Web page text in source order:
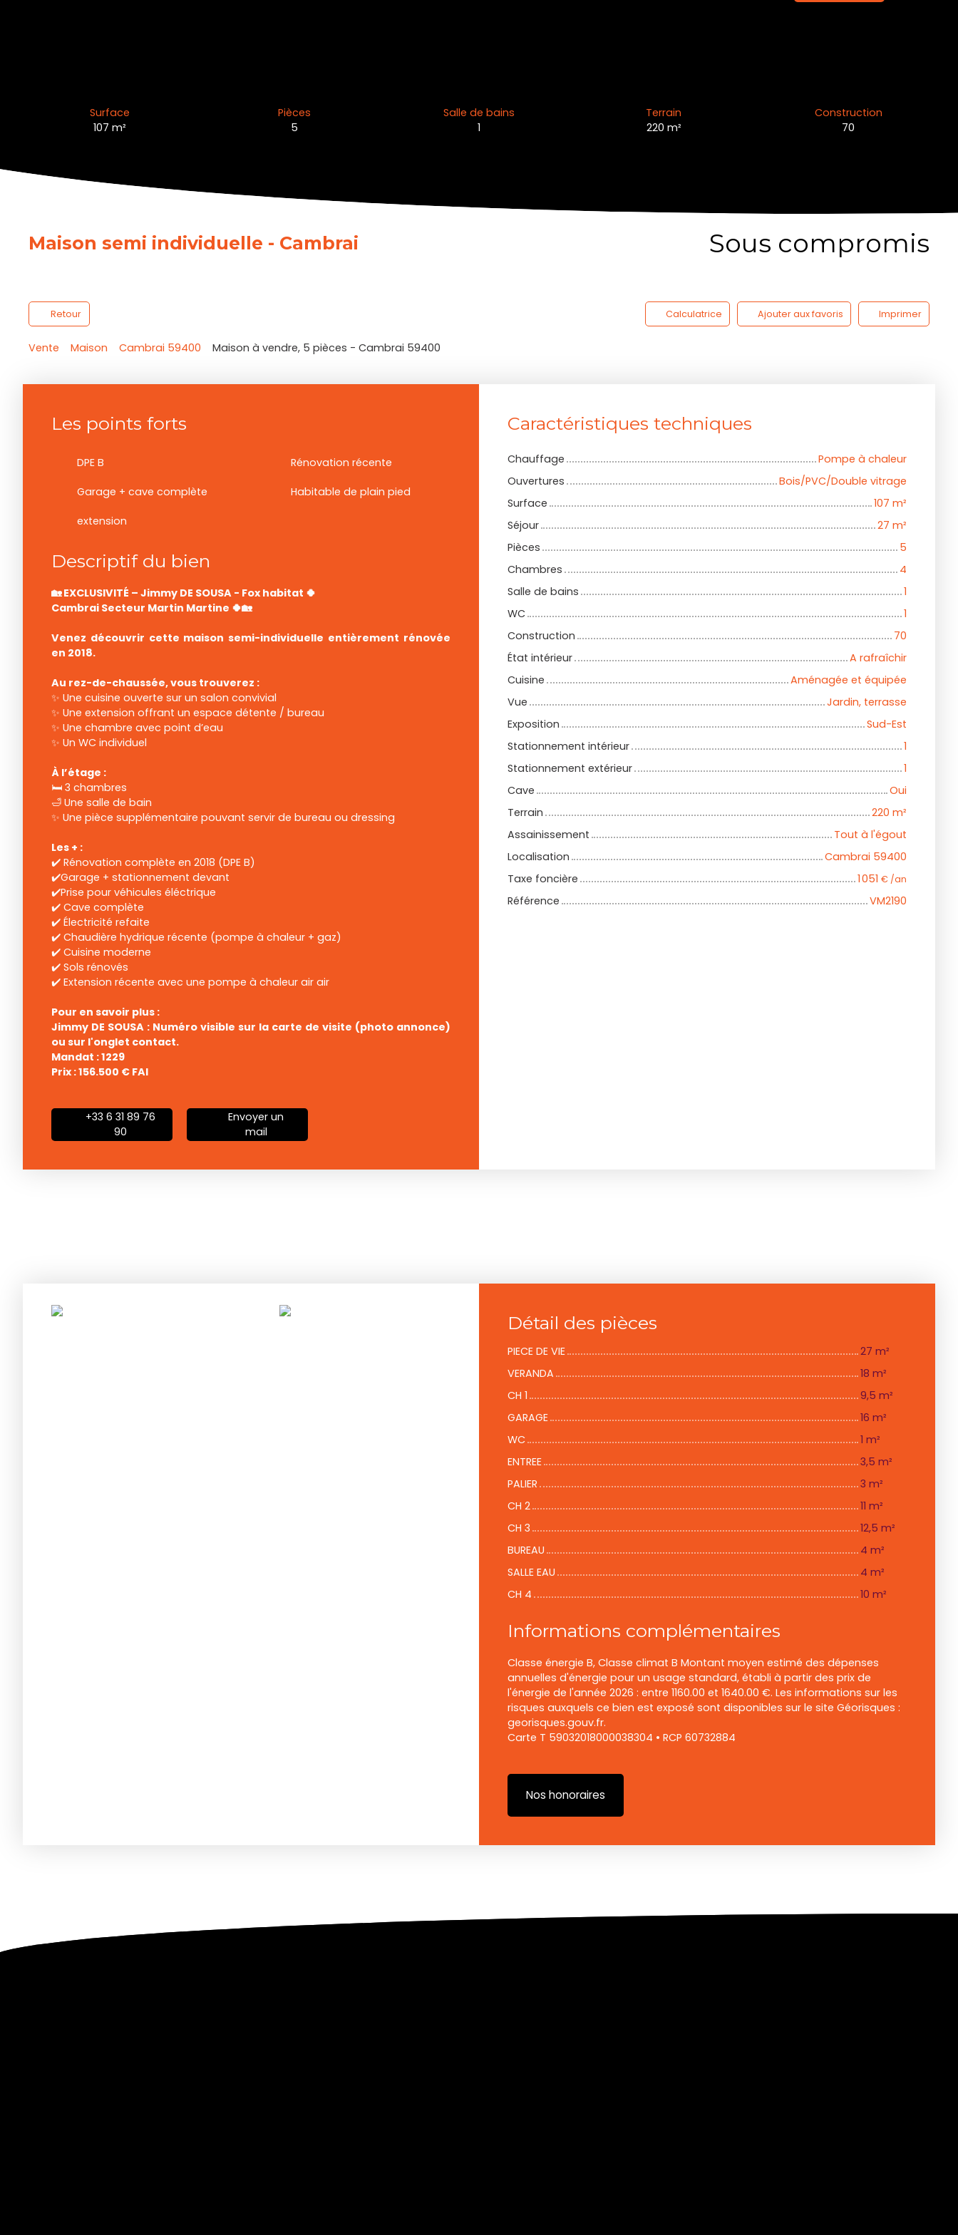
Surface
107 m²
Pièces
5
Salle de bains
1
Terrain
220 m²
Construction
70
Maison semi individuelle - Cambrai Sous compromis
Retour Calculatrice Ajouter aux favoris Imprimer
Vente Maison Cambrai 59400 Maison à vendre, 5 pièces - Cambrai 59400
Les points forts
DPE B Rénovation récente
Garage + cave complète Habitable de plain pied
extension
Descriptif du bien
🏡 EXCLUSIVITÉ – Jimmy DE SOUSA - Fox habitat 🍀
Cambrai Secteur Martin Martine 🍀🏡
Venez découvrir cette maison semi-individuelle entièrement rénovée
en 2018.
Au rez-de-chaussée, vous trouverez :
✨ Une cuisine ouverte sur un salon convivial
✨ Une extension offrant un espace détente / bureau
✨ Une chambre avec point d’eau
✨ Un WC individuel
À l’étage :
🛏️ 3 chambres
🛁 Une salle de bain
✨ Une pièce supplémentaire pouvant servir de bureau ou dressing
Les + :
✔️ Rénovation complète en 2018 (DPE B)
✔️Garage + stationnement devant
✔️Prise pour véhicules éléctrique
✔️ Cave complète
✔️ Électricité refaite
✔️ Chaudière hydrique récente (pompe à chaleur + gaz)
✔️ Cuisine moderne
✔️ Sols rénovés
✔️ Extension récente avec une pompe à chaleur air air
Pour en savoir plus :
Jimmy DE SOUSA : Numéro visible sur la carte de visite (photo annonce)
ou sur l'onglet contact.
Mandat : 1229
Prix : 156.500 € FAI
+33 6 31 89 76
90
Envoyer un
mail
Caractéristiques techniques
Chauffage
Pompe à chaleur
Ouvertures
Bois/PVC/Double vitrage
Surface
107 m²
Séjour
27 m²
Pièces
5
Chambres
4
Salle de bains
1
WC
1
Construction
70
État intérieur
A rafraîchir
Cuisine
Aménagée et équipée
Vue
Jardin, terrasse
Exposition
Sud-Est
Stationnement intérieur
1
Stationnement extérieur
1
Cave
Oui
Terrain
220 m²
Assainissement
Tout à l'égout
Localisation
Cambrai 59400
Taxe foncière
1 051 € /an
Référence VM2190
Détail des pièces
PIECE DE VIE
27 m²
VERANDA
18 m²
CH 1
9,5 m²
GARAGE
16 m²
WC
1 m²
ENTREE
3,5 m²
PALIER
3 m²
CH 2
11 m²
CH 3
12,5 m²
BUREAU
4 m²
SALLE EAU
4 m²
CH 4
10 m²
Informations complémentaires
Classe énergie B, Classe climat B Montant moyen estimé des dépenses
annuelles d'énergie pour un usage standard, établi à partir des prix de
l'énergie de l'année 2026 : entre 1160.00 et 1640.00 €. Les informations sur les
risques auxquels ce bien est exposé sont disponibles sur le site Géorisques :
georisques.gouv.fr.
Carte T 59032018000038304 • RCP 60732884
Nos honoraires